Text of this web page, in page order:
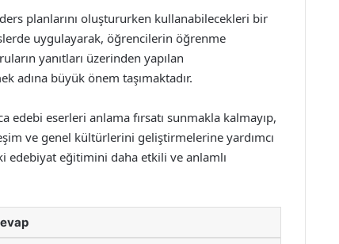
planlarını oluştururken kullanabilecekleri bir
uygulayarak, öğrencilerin öğrenme
yanıtları üzerinden yapılan
adına büyük önem taşımaktadır.
edebi eserleri anlama fırsatı sunmakla kalmayıp,
ve genel kültürlerini geliştirmelerine yardımcı
edebiyat eğitimini daha etkili ve anlamlı